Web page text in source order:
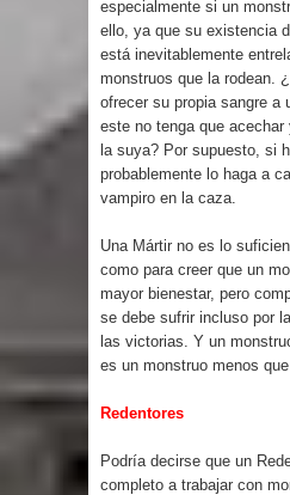
especialmente si un
ello, ya que su existencia
está inevitablemente
monstruos que la rodean.
ofrecer su propia sangre a
este no tenga que
la suya? Por supuesto, si
probablemente lo haga a
vampiro en la caza.
Una Mártir no es lo
como para creer que un
mayor bienestar, pero
se debe sufrir incluso por
las victorias. Y un
es un monstruo menos
Redentores
Podría decirse que un
completo a trabajar con